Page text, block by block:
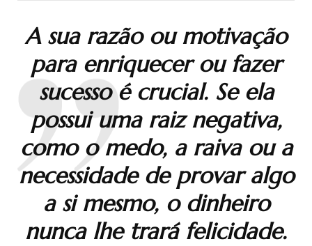
A sua razão ou motivação
para enriquecer ou fazer
sucesso é crucial. Se ela
possui uma raiz negativa,
como o medo, a raiva ou a
necessidade de provar algo
a si mesmo, o dinheiro
nunca lhe trará felicidade.